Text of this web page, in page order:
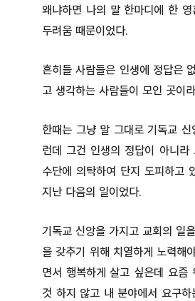
왜냐하면 나의 말 한마디에 한
두려움 때문이었다.
흔히들 사람들은 인생에 정답은
고 생각하는 사람들이 모인 곳이
한때는 그냥 말 그대로 기독교
런데 그건 인생의 정답이 아니라
수단에 의탁하여 단지 도피하고
지난 다음의 일이었다.
기독교 신앙을 가지고 교회의 일
을 갖추기 위해 치열하게 노력해
면서 행복하게 살고 싶은데 요즘
것 하지 않고 내 분야에서 요구